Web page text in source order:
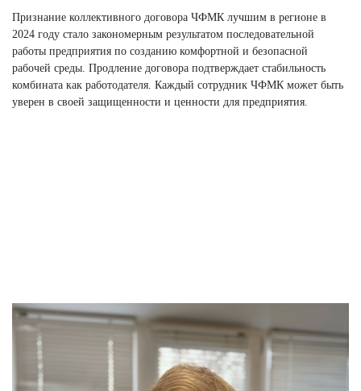
Признание коллективного договора ЧФМК лучшим в регионе в
2024 году стало закономерным результатом последовательной
работы предприятия по созданию комфортной и безопасной
рабочей среды. Продление договора подтверждает стабильность
комбината как работодателя. Каждый сотрудник ЧФМК может быть
уверен в своей защищенности и ценности для предприятия.